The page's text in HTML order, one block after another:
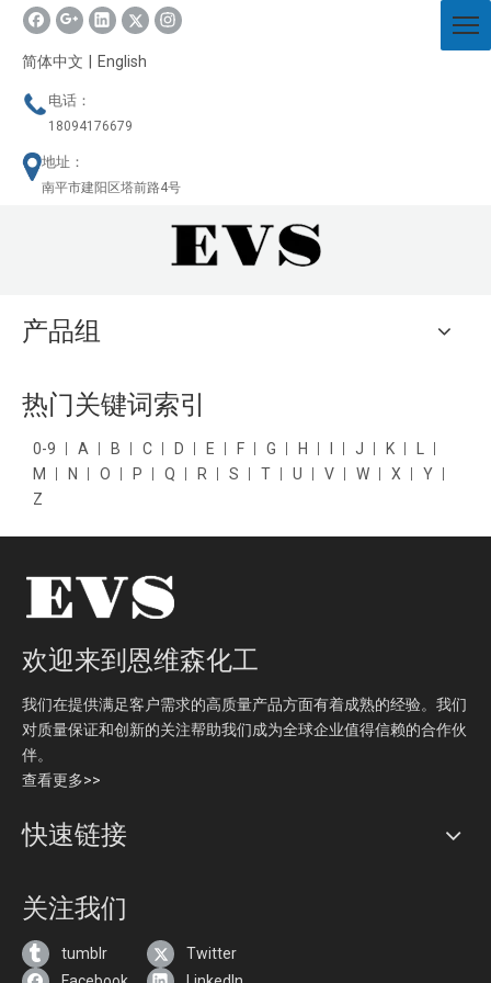
简体中文 English
电话：
18094176679
地址：
南平市建阳区塔前路4号
产品组
热门关键词索引
0-9 A B C D E F G H J K
M
N O P Q R S T U V W X
Y
Z
欢迎来到恩维森化工
我们在提供满足客户需求的高质量产品方面有着成熟的经验。我们
对质量保证和创新的关注帮助我们成为全球企业值得信赖的合作伙
伴。
查看更多>>
快速链接
关注我们
tumblr
Twitter